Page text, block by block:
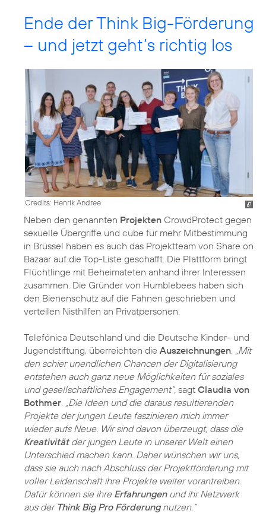
Ende der Think Big-Förderung
– und jetzt geht’s richtig los
Credits: Henrik Andree
Neben den genannten Projekten CrowdProtect gegen
sexuelle Übergriffe und cube für mehr Mitbestimmung
in Brüssel haben es auch das Projektteam von Share on
Bazaar auf die Top-Liste geschafft. Die Plattform bringt
Flüchtlinge mit Beheimateten anhand ihrer Interessen
zusammen. Die Gründer von Humblebees haben sich
den Bienenschutz auf die Fahnen geschrieben und
verteilen Nisthilfen an Privatpersonen.
Telefónica Deutschland und die Deutsche Kinder- und
Jugendstiftung, überreichten die Auszeichnungen. „Mit
den schier unendlichen Chancen der Digitalisierung
entstehen auch ganz neue Möglichkeiten für soziales
und gesellschaftliches Engagement“, sagt Claudia von
Bothmer. „Die Ideen und die daraus resultierenden
Projekte der jungen Leute faszinieren mich immer
wieder aufs Neue. Wir sind davon überzeugt, dass die
Kreativitätder jungen Leute in unserer Welt einen
Unterschied machen kann. Daher wünschen wir uns,
dass sie auch nach Abschluss der Projektförderung mit
voller Leidenschaft ihre Projekte weiter vorantreiben.
Dafür können sie ihre Erfahrungenund ihr Netzwerk
aus der Think Big Pro Förderungnutzen.“